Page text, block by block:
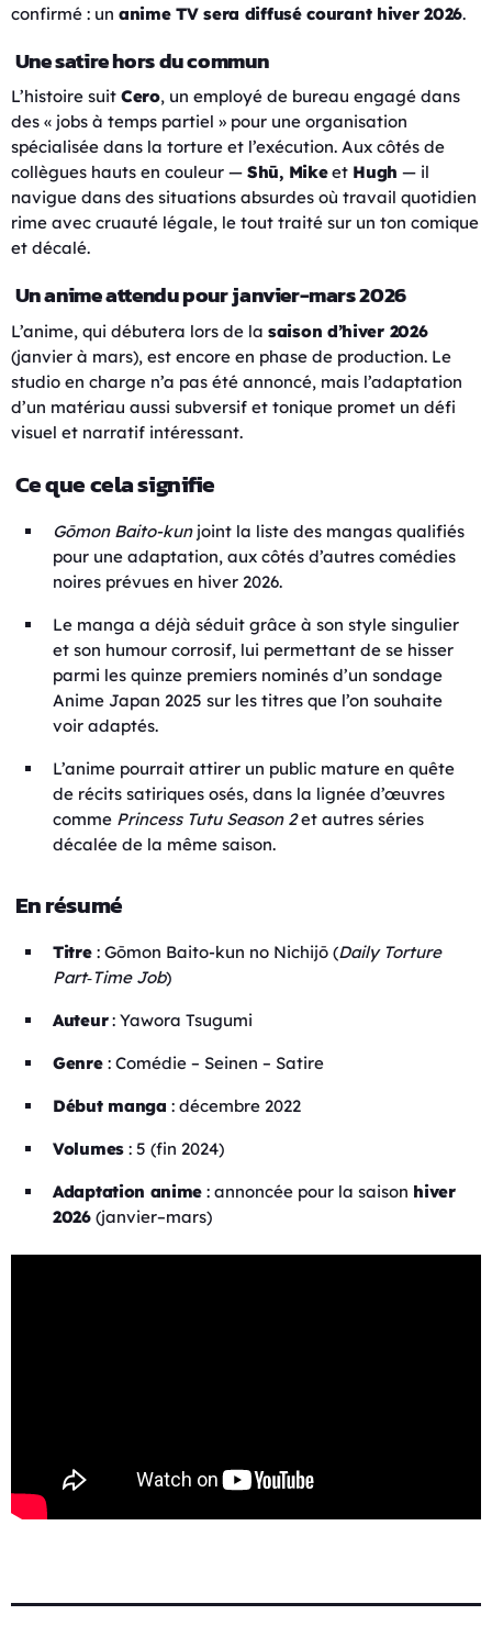
confirmé : un anime TV sera diffusé courant hiver 2026.
Une satire hors du commun
L’histoire suit Cero, un employé de bureau engagé dans
des « jobs à temps partiel » pour une organisation
spécialisée dans la torture et l’exécution. Aux côtés de
collègues hauts en couleur — Shū, Mikeet Hugh — il
navigue dans des situations absurdes où travail quotidien
rime avec cruauté légale, le tout traité sur un ton comique
et décalé.
Un anime attendu pour janvier-mars 2026
L’anime, qui débutera lors de la saison d’hiver 2026
(janvier à mars), est encore en phase de production. Le
studio en charge n’a pas été annoncé, mais l’adaptation
d’un matériau aussi subversif et tonique promet un défi
visuel et narratif intéressant.
Ce que cela signifie
Gōmon Baito-kunjoint la liste des mangas qualifiés
pour une adaptation, aux côtés d’autres comédies
noires prévues en hiver 2026.
Le manga a déjà séduit grâce à son style singulier
et son humour corrosif, lui permettant de se hisser
parmi les quinze premiers nominés d’un sondage
Anime Japan 2025 sur les titres que l’on souhaite
voir adaptés.
L’anime pourrait attirer un public mature en quête
de récits satiriques osés, dans la lignée d’œuvres
comme Princess Tutu Season 2et autres séries
décalée de la même saison.
En résumé
Titre: Gōmon Baito-kun no Nichijō (Daily Torture
Part‑Time Job)
Auteur: Yawora Tsugumi
Genre: Comédie – Seinen – Satire
Début manga : décembre 2022
Volumes: 5 (fin 2024)
Adaptation anime : annoncée pour la saison hiver
2026(janvier–mars)